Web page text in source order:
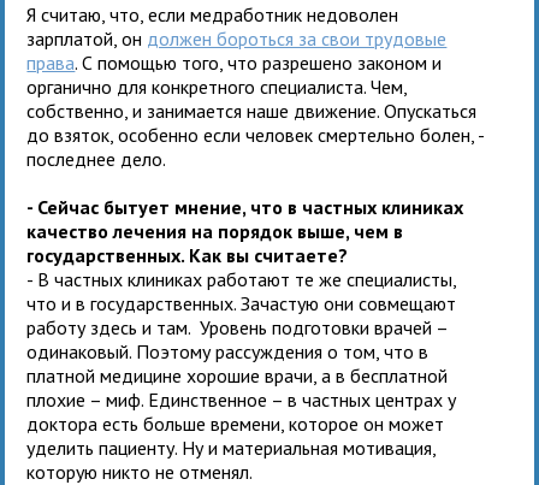
Я считаю, что, если медработник недоволен
зарплатой, он должен бороться за свои трудовые
права. С помощью того, что разрешено законом и
органично для конкретного специалиста. Чем,
собственно, и занимается наше движение. Опускаться
до взяток, особенно если человек смертельно болен, -
последнее дело.
- Сейчас бытует мнение, что в частных клиниках
качество лечения на порядок выше, чем в
государственных. Как вы считаете?
- В частных клиниках работают те же специалисты,
что и в государственных. Зачастую они совмещают
работу здесь и там. Уровень подготовки врачей –
одинаковый. Поэтому рассуждения о том, что в
платной медицине хорошие врачи, а в бесплатной
плохие – миф. Единственное – в частных центрах у
доктора есть больше времени, которое он может
уделить пациенту. Ну и материальная мотивация,
которую никто не отменял.